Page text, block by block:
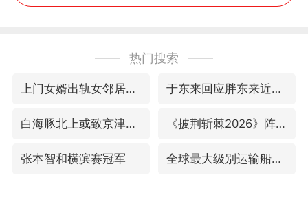
热门搜索
上门女婿出轨女邻居多年被判重婚罪 于东来回应胖东来近25年老店年底关闭
白海豚北上或致京津冀暴雨 《披荆斩棘2026》阵容官宣
张本智和横滨赛冠军 全球最大级别运输船通过长江大桥